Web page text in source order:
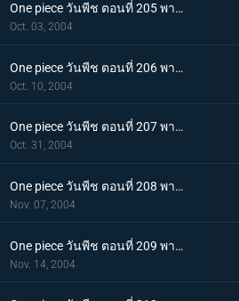
One piece วันพีช ตอนที่ 205 พากย์ไทย แผนการจับยกกลุ่ม โจนาธานมั่นใจเกินร้อย
Oct. 03, 2004
One piece วันพีช ตอนที่ 206 พากย์ไทย ลาก่อนป้อมปราการกองทัพเรือ! การต่อสู้ครั้งสุดท้ายเพื่อหลบหนี!
Oct. 10, 2004
One piece วันพีช ตอนที่ 207 พากย์ไทย การผจญภัยที่ "ลองก์ริงก์ - ลองก์แลนด์"
Oct. 31, 2004
One piece วันพีช ตอนที่ 208 พากย์ไทย กลุ่มโจรสลัดฟ็อกซี่ กับ เดวี่แบ็ค
Nov. 07, 2004
One piece วันพีช ตอนที่ 209 พากย์ไทย ศึกแรก โดนัทเรซหนึ่งรอบ!
Nov. 14, 2004